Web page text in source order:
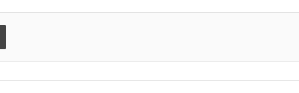
Imprimez